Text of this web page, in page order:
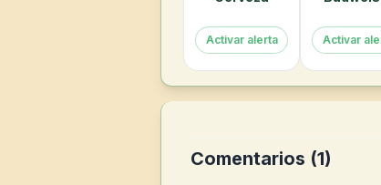
Activar alerta Activar
Comentarios (1)